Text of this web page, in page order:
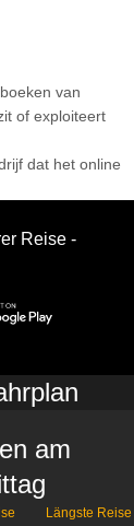
van
of exploiteert
dat het online
Reise -
am
Längste Reise